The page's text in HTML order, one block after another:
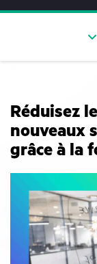
Réduisez
nouveaux
grâce à la